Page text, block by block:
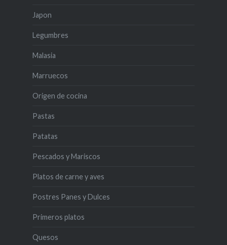
Japon
Legumbres
Malasia
Marruecos
Origen de cocina
Pastas
Patatas
Pescados y Mariscos
Platos de carne y aves
Postres Panes y Dulces
Primeros platos
Quesos